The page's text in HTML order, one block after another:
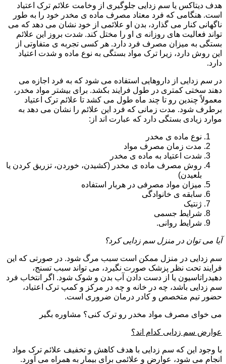
هدف دیتاکس یا سم زدایی جلوگیری از وخامت علائم ترک اعتیاد
است. هنگامی که فرد معتاد مصرف ماده ی مخدر خود را به طور
ناگهانی کنار می گذارد، بدن او علائمی از خود نشان می دهد که می
تواند فعالیت های روزانه ی او را مختل کند. شدت بروز این علائم
بستگی به میزان مصرف فرد دارد. هر کسی تجربه ی متفاوتی از
این روش دارد، زیرا ترک مواد بستگی به نوع ماده و شدت اعتیاد
دارد.
در سم زدایی از داروهایی استفاده می شود که به فرد اجازه می
دهند سختی کمتری در طول فرایند بکشد. برای بیشتر مواد مخدر،
معمولاً چندین رو تا چند ماه طول می کشد تا علائم ترک اعتیاد
برطرف شود. مدت زمانی که فرد این علائم را نشان می دهد به
موارد زیادی بستگی دارد که عبارت اند از:
نوع ماده ی مخدر
مدت زمان مصرف مواد
شدت اعتیاد به ماده ی مخدر
روش مصرف ماده ی مخدر (کشیدن، خوردن، تزریق کردن یا
بلعیدن)
میزان مواد مصرفی در هربار استفاده
سابقه ی خانوادگی
ژنتیک
شرایط جسمی
شرایط روانی.
آیا می توان در منزل سم زدایی کرد؟
سم زدایی در منزل ممکن است سبب مرگ شود. در صورتی که این
فرایند تحت نظر پزشک صورت نگیرد، می تواند سبب تسنج،
دهیدراتاسیون یا از دست دادن آب بدن و شوک شود. اگر انتخاب فرد
سم زدایی باشد، چه در خانه و چه در مرکز و کمپ ترک اعتیاد،
حضور تیم متخصص و کادر درمان ضروری است.
می خوای مصرف مواد مخدر رو ترک کنی؟ مشاوره بگیر
عوارض سم زدایی کدام اند؟
با وجود این که سم زدایی با هدف کاهش و تخفیف علائم ترک مواد
انجام می شود، عوارض و علائمی برای بیمار به همراه می آورد.